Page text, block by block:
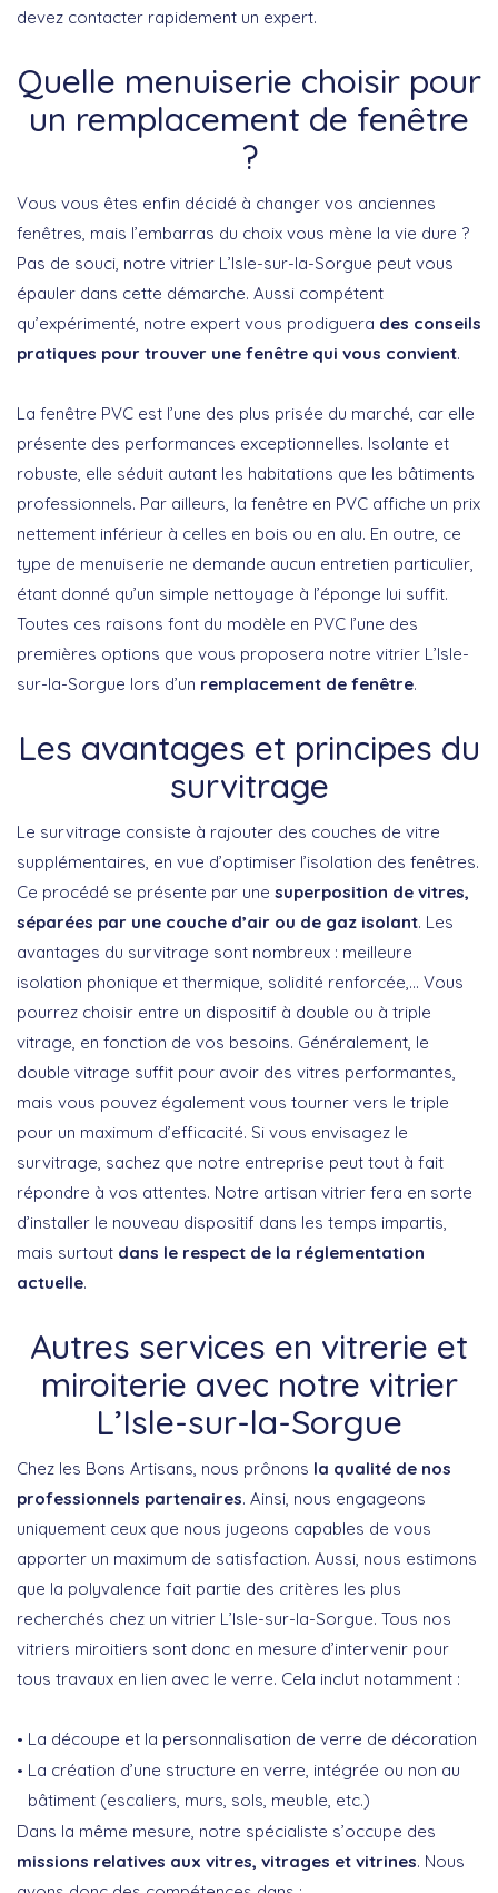
devez contacter rapidement un expert.
Quelle menuiserie choisir pour
un remplacement de fenêtre
?
Vous vous êtes enfin décidé à changer vos anciennes
fenêtres, mais l’embarras du choix vous mène la vie dure ?
Pas de souci, notre vitrier L’Isle-sur-la-Sorgue peut vous
épauler dans cette démarche. Aussi compétent
qu’expérimenté, notre expert vous prodiguera des conseils
pratiques pour trouver une fenêtre qui vous convient.
La fenêtre PVC est l’une des plus prisée du marché, car elle
présente des performances exceptionnelles. Isolante et
robuste, elle séduit autant les habitations que les bâtiments
professionnels. Par ailleurs, la fenêtre en PVC affiche un prix
nettement inférieur à celles en bois ou en alu. En outre, ce
type de menuiserie ne demande aucun entretien particulier,
étant donné qu’un simple nettoyage à l’éponge lui suffit.
Toutes ces raisons font du modèle en PVC l’une des
premières options que vous proposera notre vitrier L’Isle-
sur-la-Sorgue lors d’un remplacement de fenêtre.
Les avantages et principes du
survitrage
Le survitrage consiste à rajouter des couches de vitre
supplémentaires, en vue d’optimiser l’isolation des fenêtres.
Ce procédé se présente par une superposition de vitres,
séparées par une couche d’air ou de gaz isolant. Les
avantages du survitrage sont nombreux : meilleure
isolation phonique et thermique, solidité renforcée,… Vous
pourrez choisir entre un dispositif à double ou à triple
vitrage, en fonction de vos besoins. Généralement, le
double vitrage suffit pour avoir des vitres performantes,
mais vous pouvez également vous tourner vers le triple
pour un maximum d’efficacité. Si vous envisagez le
survitrage, sachez que notre entreprise peut tout à fait
répondre à vos attentes. Notre artisan vitrier fera en sorte
d’installer le nouveau dispositif dans les temps impartis,
mais surtout dans le respect de la réglementation
actuelle.
Autres services en vitrerie et
miroiterie avec notre vitrier
L’Isle-sur-la-Sorgue
Chez les Bons Artisans, nous prônons la qualité de nos
professionnels partenaires. Ainsi, nous engageons
uniquement ceux que nous jugeons capables de vous
apporter un maximum de satisfaction. Aussi, nous estimons
que la polyvalence fait partie des critères les plus
recherchés chez un vitrier L’Isle-sur-la-Sorgue. Tous nos
vitriers miroitiers sont donc en mesure d’intervenir pour
tous travaux en lien avec le verre. Cela inclut notamment :
La découpe et la personnalisation de verre de décoration
La création d’une structure en verre, intégrée ou non au
bâtiment (escaliers, murs, sols, meuble, etc.)
Dans la même mesure, notre spécialiste s’occupe des
missions relatives aux vitres, vitrages et vitrines. Nous